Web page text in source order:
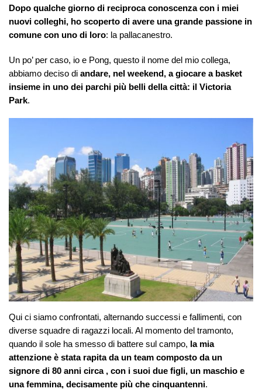
Dopo qualche giorno di reciproca conoscenza con i miei
nuovi colleghi, ho scoperto di avere una grande passione in
comune con uno di loro: la pallacanestro.
Un po’ per caso, io e Pong, questo il nome del mio collega,
abbiamo deciso di andare, nel weekend, a giocare a basket
insieme in uno dei parchi più belli della città: il Victoria
Park.
Qui ci siamo confrontati, alternando successi e fallimenti, con
diverse squadre di ragazzi locali. Al momento del tramonto,
quando il sole ha smesso di battere sul campo, la mia
attenzione è stata rapita da un team composto da un
signore di 80 anni circa , con i suoi due figli, un maschio e
una femmina, decisamente più che cinquantenni.